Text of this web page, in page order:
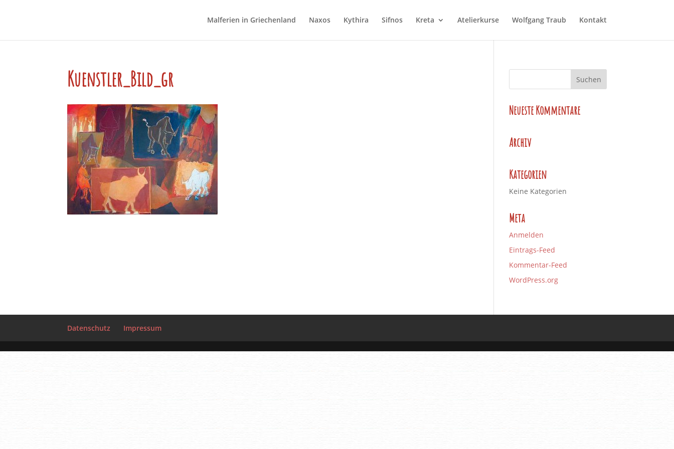
Malferien in Griechenland Naxos Kythira Sifnos Kreta Atelierkurse Wolfgang Traub Kontakt
Kuenstler_Bild_gr
Neueste Kommentare
Archiv
Kategorien
Keine Kategorien
Meta
Anmelden
Eintrags-Feed
Kommentar-Feed
WordPress.org
Datenschutz Impressum